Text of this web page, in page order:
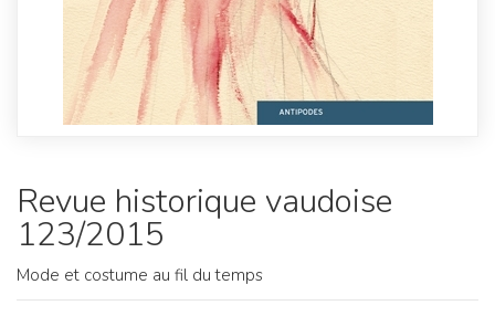
Revue historique vaudoise
123/2015
Mode et costume au fil du temps